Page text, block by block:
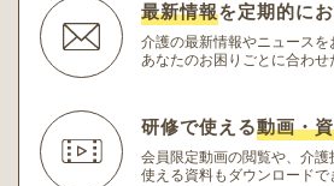
最新情報を定期的に
介護の最新情報やニュースを
あなたのお困りごとに合わせ
研修で使える動画・
会員限定動画の閲覧や、介
使える資料もダウンロードで